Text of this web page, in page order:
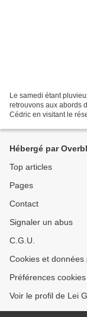
Le samedi étant
retrouvons aux abords
Cédric en visitant le
Hébergé par
Top articles
Pages
Contact
Signaler un abus
C.G.U.
Cookies et données
Préférences cookies
Voir le profil de Lei